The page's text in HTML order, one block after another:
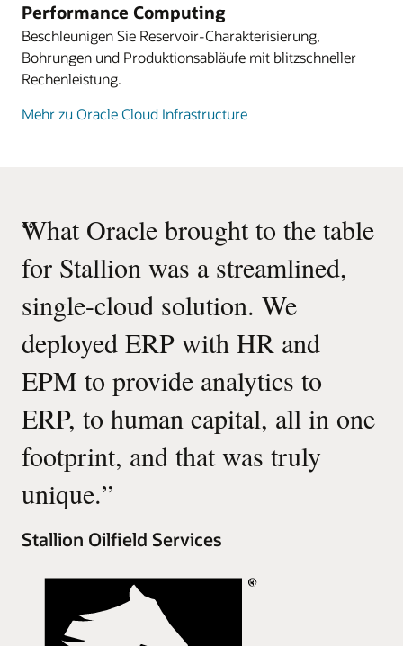
Performance Computing
Beschleunigen Sie Reservoir-Charakterisierung,
Bohrungen und Produktionsabläufe mit blitzschneller
Rechenleistung.
Mehr zu Oracle Cloud Infrastructure
“
What Oracle brought to the table
for Stallion was a streamlined,
single-cloud solution. We
deployed ERP with HR and
EPM to provide analytics to
ERP, to human capital, all in one
footprint, and that was truly
unique.”
Stallion Oilfield Services